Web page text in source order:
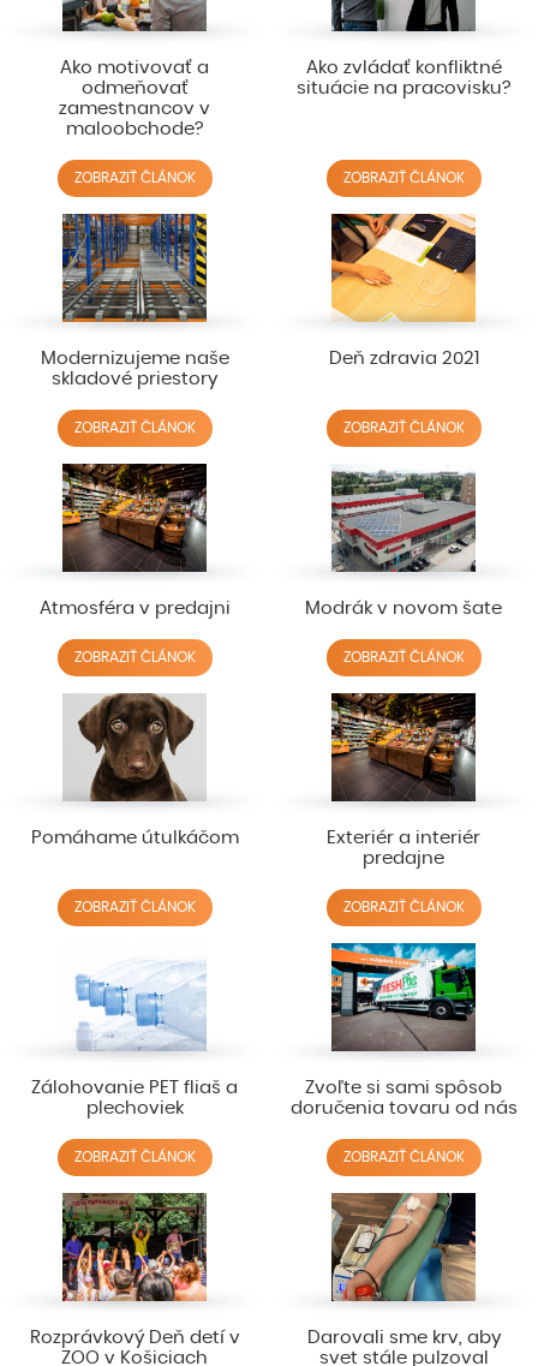
Ako motivovať a
odmeňovať
zamestnancov v
maloobchode?
ZOBRAZIŤ ČLÁNOK
Ako zvládať konfliktné
situácie na pracovisku?
ZOBRAZIŤ ČLÁNOK
Modernizujeme naše
skladové priestory
ZOBRAZIŤ ČLÁNOK
Deň zdravia 2021
ZOBRAZIŤ ČLÁNOK
Atmosféra v predajni
ZOBRAZIŤ ČLÁNOK
Modrák v novom šate
ZOBRAZIŤ ČLÁNOK
Pomáhame útulkáčom
ZOBRAZIŤ ČLÁNOK
Exteriér a interiér
predajne
ZOBRAZIŤ ČLÁNOK
Zálohovanie PET fliaš a
plechoviek
ZOBRAZIŤ ČLÁNOK
Zvoľte si sami spôsob
doručenia tovaru od nás
ZOBRAZIŤ ČLÁNOK
Rozprávkový Deň detí v
ZOO v Košiciach
Darovali sme krv, aby
svet stále pulzoval